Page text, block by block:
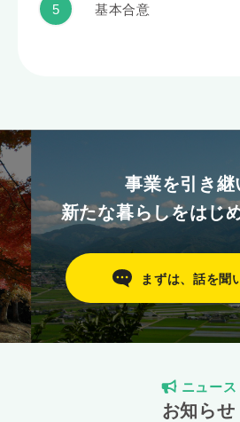
基本合意
事業を引き継
新たな暮らしをはじ
まずは、話を聞
ニュース
お知らせ